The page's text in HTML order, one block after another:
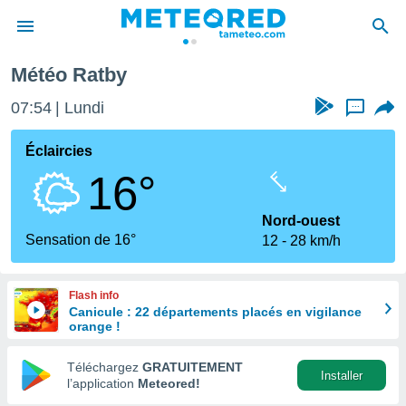
de
Météo Ratby
07:54 Lundi ...
Éclaircies
16°
Sensation de 16°
Nord-ouest
12
28 km/h
Flash info
Canicule : 22 départements placés en vigilance
orange !
Téléchargez GRATUITEMENT
l’application Meteored!
Installer